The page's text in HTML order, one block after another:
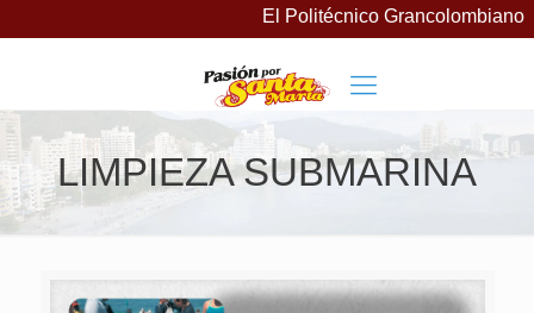
El Politécnico Grancolombiano
LIMPIEZA SUBMARINA